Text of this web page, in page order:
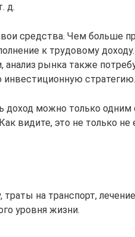
д.
средства. Чем больше
к трудовому
анализ рынка также
стратегию.
доход можно только
видите, это не только
траты на транспорт,
уровня жизни.